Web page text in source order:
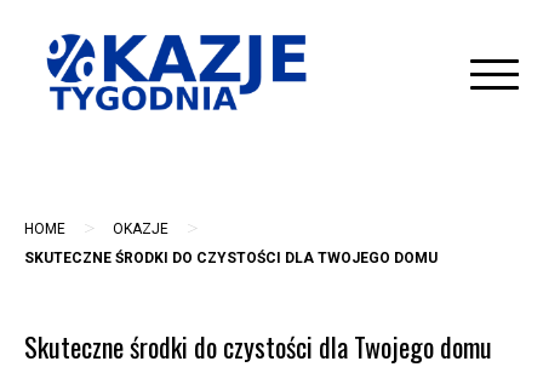
content
HOME > OKAZJE >
SKUTECZNE ŚRODKI DO CZYSTOŚCI DLA TWOJEGO DOMU
Skuteczne środki do czystości dla Twojego domu